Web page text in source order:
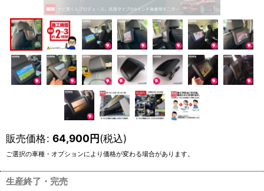
販売価格: 64,900円(税込)
生産終了・完売